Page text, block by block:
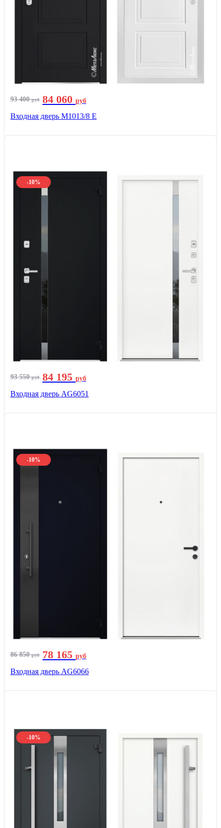
93 400руб 84 060 руб
Входная дверь М1013/8 E
-10%
93 550руб 84 195 руб
Входная дверь AG6051
-10%
86 850руб 78 165 руб
Входная дверь AG6066
-10%